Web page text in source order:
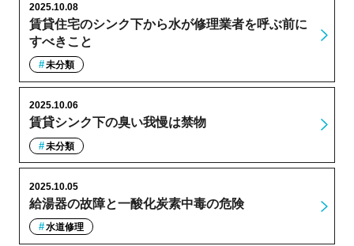
賃貸住宅のシンク下から水が修理業者を呼ぶ前に
すべきこと
2025.10.08
未分類
賃貸シンク下の臭い我慢は禁物
2025.10.06
未分類
給湯器の故障と一酸化炭素中毒の危険
2025.10.05
水道修理